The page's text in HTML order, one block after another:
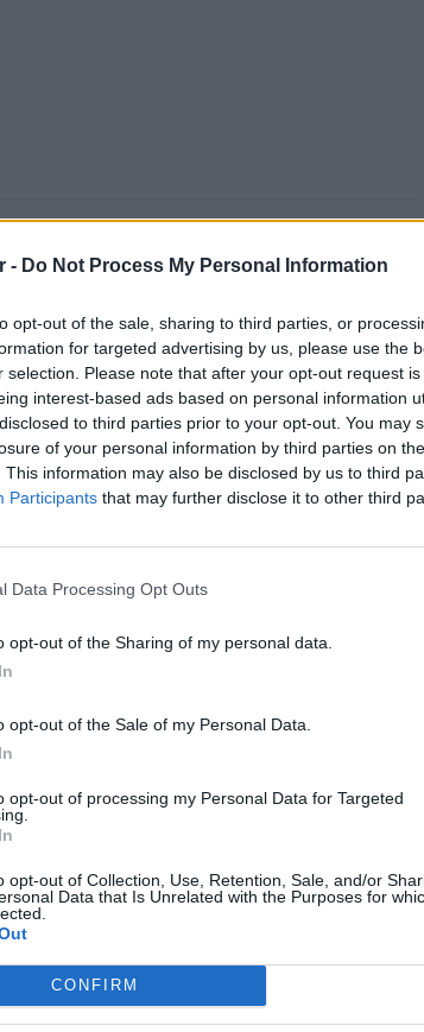
- Do Not Process My Personal Information
opt-out of the sale, sharing to third parties, or
for targeted advertising by us, please use the
selection. Please note that after your opt-out request
interest-based ads based on personal information
to third parties prior to your opt-out. You may
of your personal information by third parties on
This information may also be disclosed by us to third
Participants that may further disclose it to other third
Data Processing Opt Outs
opt-out of the Sharing of my personal data.
opt-out of the Sale of my Personal Data.
opt-out of processing my Personal Data for Targeted
opt-out of Collection, Use, Retention, Sale, and/or
Data that Is Unrelated with the Purposes for
CONFIRM
διήρκεσε πάνω από δύο ώρες, είχε ως
συγκρούσεις με άλλους οδηγούς στην
του NYPD (New York Police
σύμφωνα με το Sky News.
συνοδεύεται από ένα επίπεδο
δεν θα πρέπει ποτέ να γίνεται εις βάρος
ο εκπρόσωπος.
δεδομένων των τρόπων με τους οποίους
παρεμβατική πρακτική που είναι